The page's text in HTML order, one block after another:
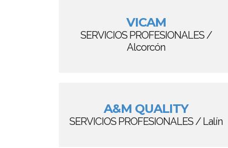
VICAM
SERVICIOS PROFESIONALES /
Alcorcón
A&M QUALITY
SERVICIOS PROFESIONALES / Lalín